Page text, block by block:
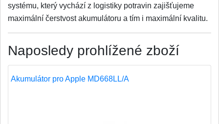
systému, který vychází z logistiky potravin zajišťujeme
maximální čerstvost akumulátoru a tím i maximální kvalitu.
Naposledy prohlížené zboží
Akumulátor pro Apple MD668LL/A